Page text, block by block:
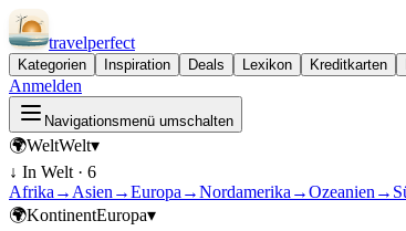
travelperfect
Kategorien Inspiration Deals Lexikon Kreditkarten
Anmelden
Navigationsmenü umschalten
🌍WeltWelt▾
↓ In Welt · 6
Afrika → Asien →Europa →Nordamerika →Ozeanien →
🌍KontinentEuropa▾